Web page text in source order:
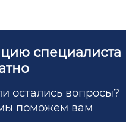
специалиста
остались вопросы?
мы поможем вам